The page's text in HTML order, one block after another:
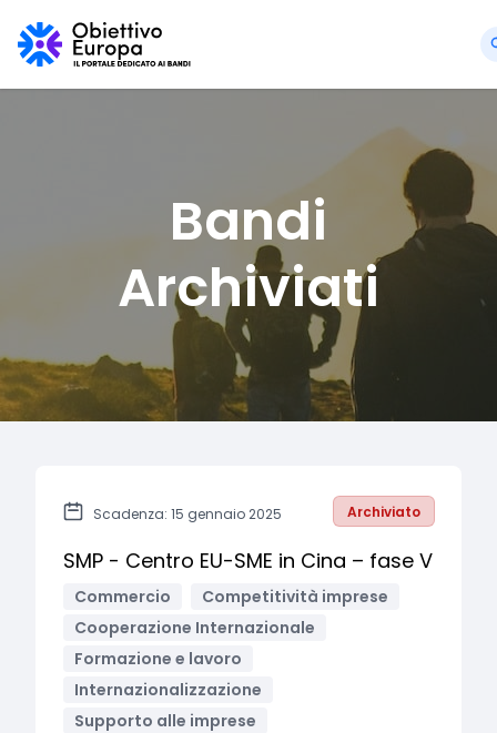
Bandi
Archiviati
Scadenza: 15 gennaio 2025 Archiviato
SMP - Centro EU-SME in Cina – fase V
Commercio
Competitività imprese
Cooperazione Internazionale
Formazione e lavoro
Internazionalizzazione
Supporto alle imprese